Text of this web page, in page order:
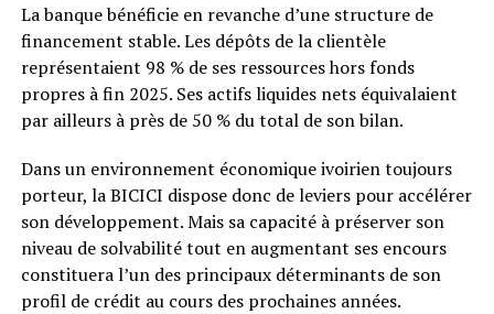
La banque bénéficie en revanche d’une structure de
financement stable. Les dépôts de la clientèle
représentaient 98 % de ses ressources hors fonds
propres à fin 2025. Ses actifs liquides nets équivalaient
par ailleurs à près de 50 % du total de son bilan.
Dans un environnement économique ivoirien toujours
porteur, la BICICI dispose donc de leviers pour accélérer
son développement. Mais sa capacité à préserver son
niveau de solvabilité tout en augmentant ses encours
constituera l’un des principaux déterminants de son
profil de crédit au cours des prochaines années.